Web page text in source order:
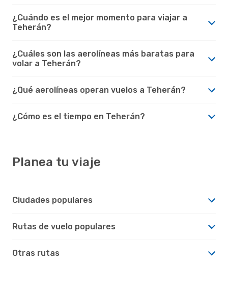
¿Cuándo es el mejor momento para viajar a
Teherán?
¿Cuáles son las aerolíneas más baratas para
volar a Teherán?
¿Qué aerolíneas operan vuelos a Teherán?
¿Cómo es el tiempo en Teherán?
Planea tu viaje
Ciudades populares
Rutas de vuelo populares
Otras rutas